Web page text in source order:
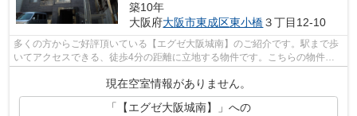
築10年
大阪府大阪市東成区東小橋３丁目12-10
多くの方からご好評頂いている【エグゼ大阪城南】のご紹介です。駅まで歩
いてアクセスできる、徒歩4分の距離に立地する物件です。こちらの物件は2
現在空室情報がありません。
「【エグゼ大阪城南】」への